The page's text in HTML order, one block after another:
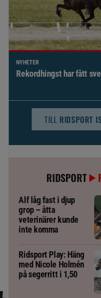
NYHETER
Brett politiskt stöd för
TILL RIDSPORT
RIDSPORT
Alf låg fast i djup
grop – åtta
veterinärer kunde
inte komma
Ridsport Play: Häng
med Nicole Holmén
på segerritt i 1,50